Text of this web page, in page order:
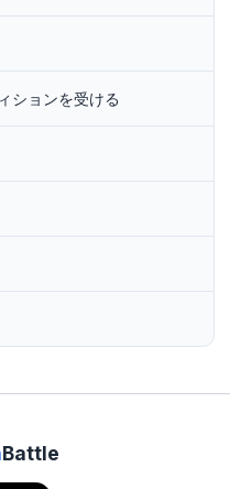
ションを受ける
Battle